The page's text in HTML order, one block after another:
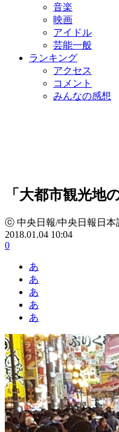
音楽
映画
アイドル
芸能一般
ランキング
アクセス
コメント
みんなの感想
「大都市観光地
ⓒ 中央日報/中央日報日本
2018.01.04 10:04
0
あ
あ
あ
あ
あ